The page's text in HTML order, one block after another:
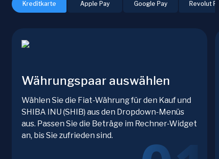
Kreditkarte Apple Pay Google Pay Revolut
Währungspaar auswählen
Wählen Sie die Fiat-Währung für den Kauf und
SHIBA INU (SHIB) aus den Dropdown-Menüs
aus. Passen Sie die Beträge im Rechner-Widget
an, bis Sie zufrieden sind.